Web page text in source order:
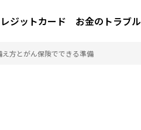
ジットカード お金のトラブル
方とがん保険でできる準備